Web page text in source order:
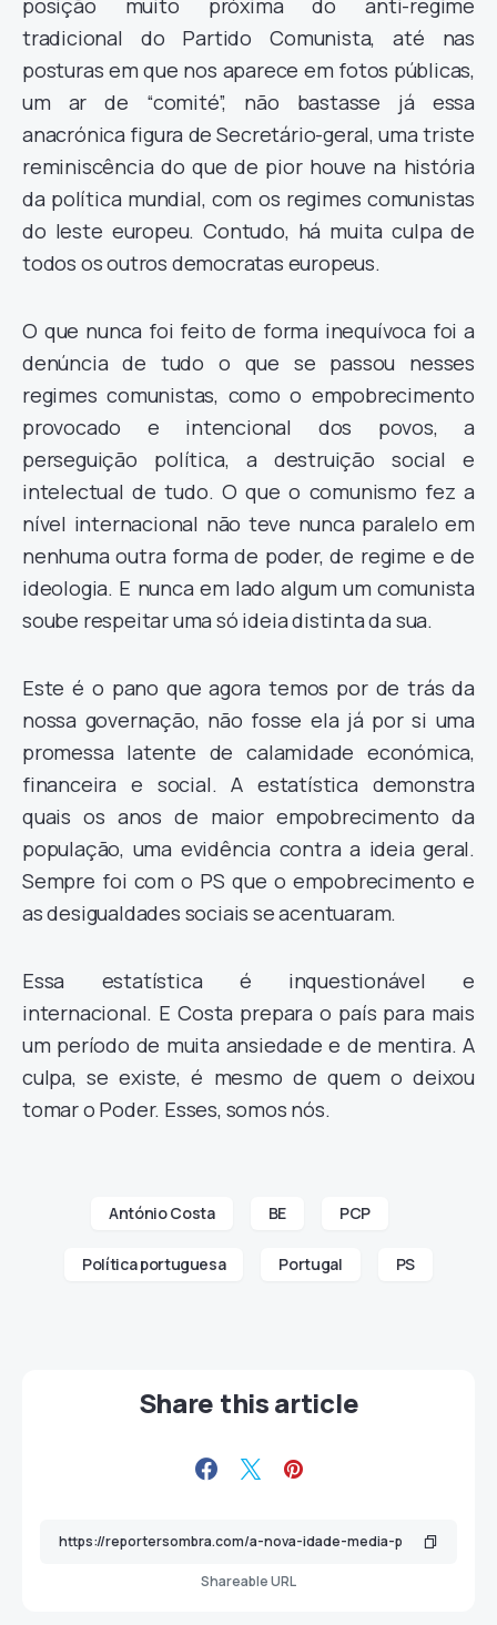
posição muito próxima do anti-regime
tradicional do Partido Comunista, até nas
posturas em que nos aparece em fotos públicas,
um ar de “comité”, não bastasse já essa
anacrónica figura de Secretário-geral, uma triste
reminiscência do que de pior houve na história
da política mundial, com os regimes comunistas
do leste europeu. Contudo, há muita culpa de
todos os outros democratas europeus.
O que nunca foi feito de forma inequívoca foi a
denúncia de tudo o que se passou nesses
regimes comunistas, como o empobrecimento
provocado e intencional dos povos, a
perseguição política, a destruição social e
intelectual de tudo. O que o comunismo fez a
nível internacional não teve nunca paralelo em
nenhuma outra forma de poder, de regime e de
ideologia. E nunca em lado algum um comunista
soube respeitar uma só ideia distinta da sua.
Este é o pano que agora temos por de trás da
nossa governação, não fosse ela já por si uma
promessa latente de calamidade económica,
financeira e social. A estatística demonstra
quais os anos de maior empobrecimento da
população, uma evidência contra a ideia geral.
Sempre foi com o PS que o empobrecimento e
as desigualdades sociais se acentuaram.
Essa estatística é inquestionável e
internacional. E Costa prepara o país para mais
um período de muita ansiedade e de mentira. A
culpa, se existe, é mesmo de quem o deixou
tomar o Poder. Esses, somos nós.
António Costa BE PCP
Política portuguesa Portugal PS
Share this article
Shareable URL